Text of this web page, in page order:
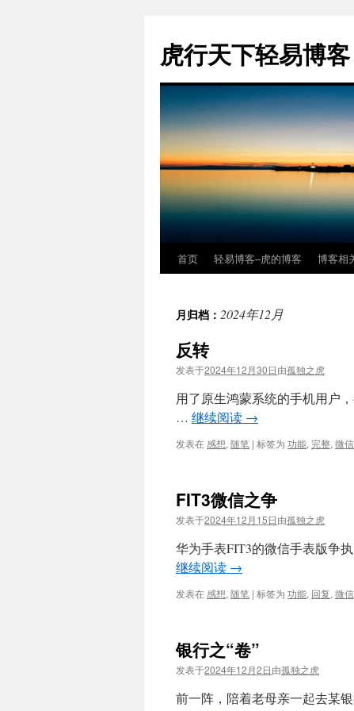
虎行天下轻易博客
正
首页 轻易博客–虎的博客 博客相
月归档： 2024年12月
反转
发表于2024年12月30日由孤独之虎
用了原生鸿蒙系统的手机用户
… 继续阅读 →
发表在感想, 随笔 | 标签为 功能, 完整, 微信
FIT3微信之争
发表于2024年12月15日由孤独之虎
华为手表FIT3的微信手表版争
继续阅读 →
发表在感想, 随笔 | 标签为 功能, 回复, 微信
银行之“卷”
发表于2024年12月2日由孤独之虎
前一阵，陪着老母亲一起去某